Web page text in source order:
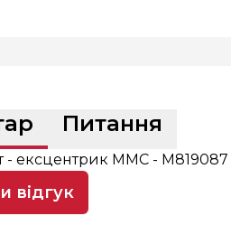
Питання
- ексцентрик MMC - M819087
відгук